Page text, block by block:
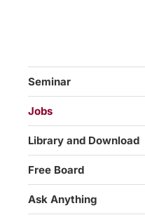
Seminar
Jobs
Library and Download
Free Board
Ask Anything